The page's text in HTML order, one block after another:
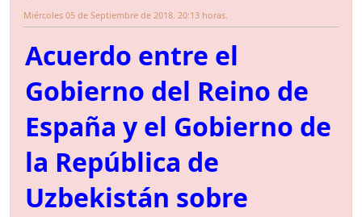
Miércoles 05 de Septiembre de 2018. 20:13 horas.
Acuerdo entre el
Gobierno del Reino de
España y el Gobierno de
la República de
Uzbekistán sobre